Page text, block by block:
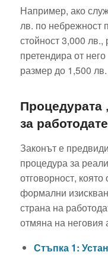
Например, ако
лв. по небрежност
стойност 3,000
претендира от
размер до 1,500 лв.
Процедурата
за
Законът е
процедура за
отговорност,
формални
страна на
отмяна на неговия
Стъпка 1: